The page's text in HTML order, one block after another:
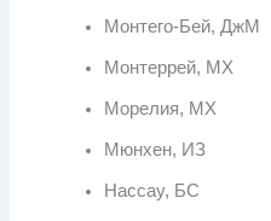
Монтего-Бей, ДжМ
Монтеррей, МХ
Морелия, МХ
Мюнхен, ИЗ
Нассау, БС